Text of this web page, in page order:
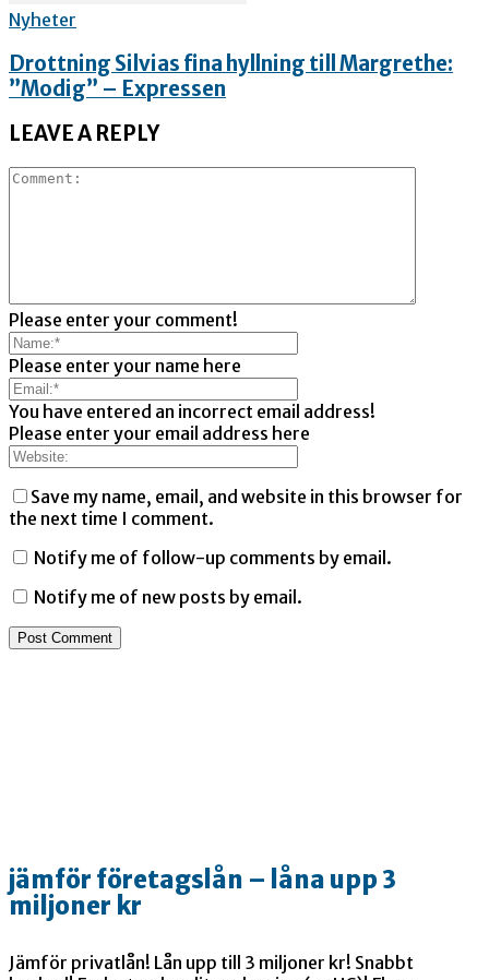
Nyheter
Drottning Silvias fina hyllning till Margrethe:
”Modig” – Expressen
LEAVE A REPLY
Please enter your comment!
Please enter your name here
You have entered an incorrect email address!
Please enter your email address here
Save my name, email, and website in this browser for
the next time I comment.
Notify me of follow-up comments by email.
Notify me of new posts by email.
jämför företagslån – låna upp 3
miljoner kr
Jämför privatlån! Lån upp till 3 miljoner kr! Snabbt